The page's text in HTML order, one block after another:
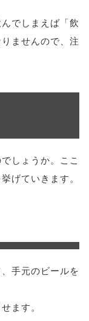
でしまえば「飲
ませんので、注
しょうか。ここ
げていきます。
手元のビールを
ます。